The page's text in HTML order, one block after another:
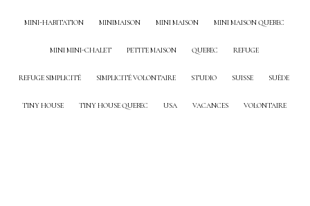
MINI-HABITATION MINIMAISON MINI MAISON MINI MAISON QUEBEC
MINI MINI-CHALET PETITE MAISON QUEBEC REFUGE
REFUGE SIMPLICITÉ SIMPLICITÉ VOLONTAIRE STUDIO SUISSE SUÈDE
TINY HOUSE TINY HOUSE QUEBEC USA VACANCES VOLONTAIRE